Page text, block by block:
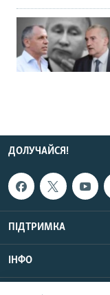
ДОЛУЧАЙСЯ!
ПІДТРИМКА
ІНФО